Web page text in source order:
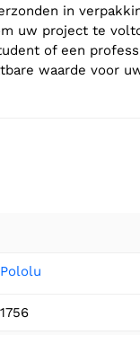
in
uw project te
of een
waarde voor
Pololu
1756